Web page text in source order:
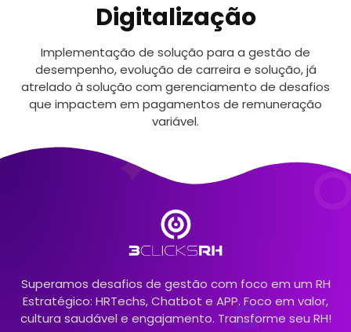
Digitalização
Implementação de solução para a gestão de
desempenho, evolução de carreira e solução, já
atrelado à solução com gerenciamento de desafios
que impactem em pagamentos de remuneração
variável.
Superamos desafios de gestão com foco em um RH
Estratégico: HRTechs, Chatbot e APP. Foco em valor,
cultura saudável e engajamento. Transforme seu RH!